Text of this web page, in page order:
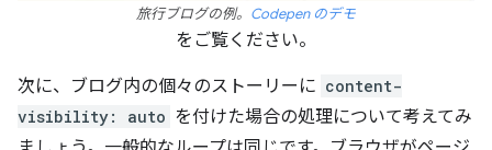
旅行ブログの例。 Codepen のデモ
をご覧ください。
次に、ブログ内の個々のストーリーに content-
visibility: auto を付けた場合の処理について考えてみ